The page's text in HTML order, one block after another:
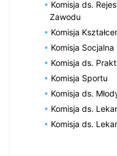
Komisja ds.
Zawodu
Komisja
Komisja Socjalna
Komisja ds.
Komisja Sportu
Komisja ds.
Komisja ds.
Komisja ds.